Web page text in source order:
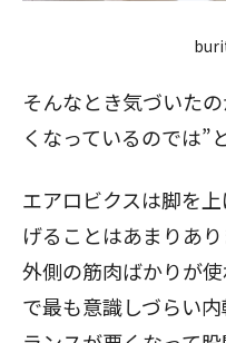
そんなとき気づいた
くなっているのでは”
エアロビクスは脚を
げることはあまりあ
外側の筋肉ばかりが
で最も意識しづらい